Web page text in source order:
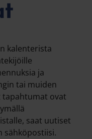
kalenterista
ja
tai muiden
ovat
saat uutiset
sähköpostiisi.